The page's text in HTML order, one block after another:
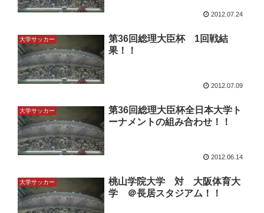
2012.07.24
大学サッカー
第36回総理大臣杯 1回戦結
果！！
2012.07.09
大学サッカー
第36回総理大臣杯全日本大学ト
ーナメントの組み合わせ！！
2012.06.14
大学サッカー
桃山学院大学 対 大阪体育大
学 ＠長居スタジアム！！